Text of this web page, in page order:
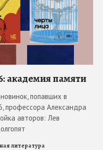
академия памяти
попавших в
профессора Александра
авторов: Лев
литература